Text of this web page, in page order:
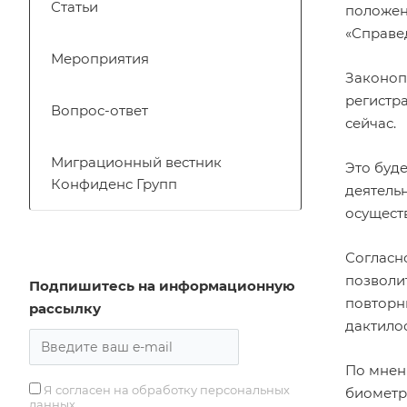
сейчас.
Это
По
Статьи
Мероприятия
Вопрос-ответ
Миграционный вестник
Конфиденс Групп
Подпишитесь на информационную
рассылку
Я согласен на обработку персональных